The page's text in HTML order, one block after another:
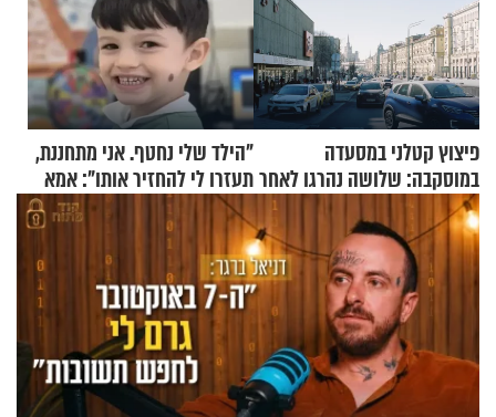
פיצוץ קטלני במסעדה
במוסקבה: שלושה נהרגו לאחר
שמטען שנשאה אישה התפוצץ
"הילד שלי נחטף. אני מתחננת,
תעזרו לי להחזיר אותו": אמא
של יובל בן ה-4 בריאיון דומע